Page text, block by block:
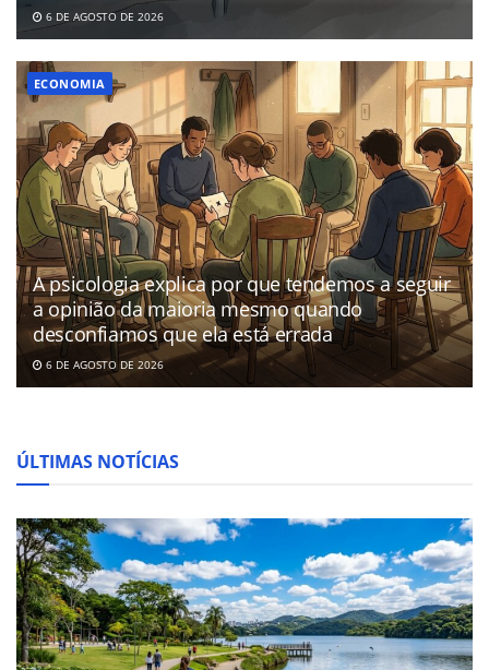
6 DE AGOSTO DE 2026
ECONOMIA
A psicologia explica por que tendemos a seguir
a opinião da maioria mesmo quando
desconfiamos que ela está errada
6 DE AGOSTO DE 2026
ÚLTIMAS NOTÍCIAS